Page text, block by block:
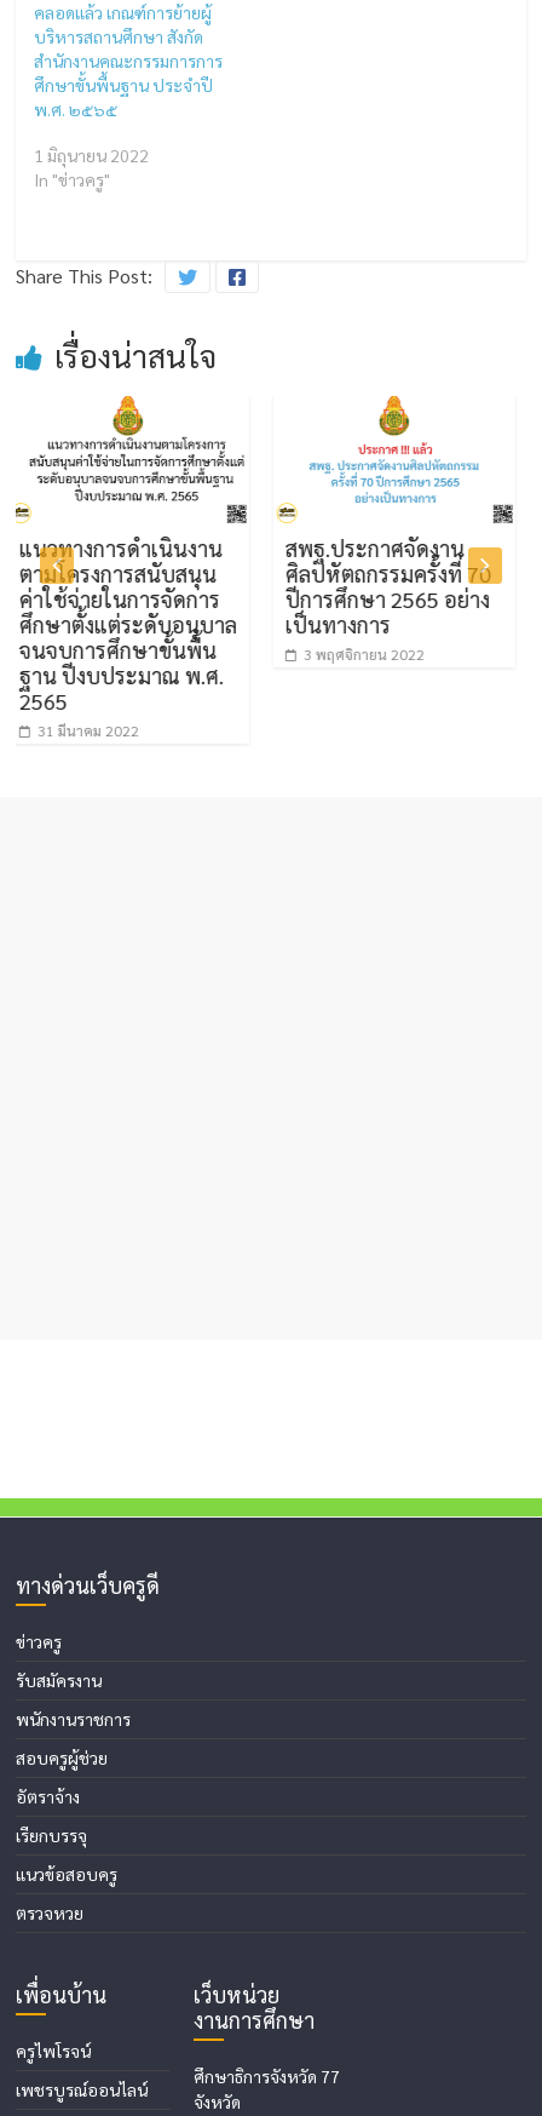
คลอดแล้ว เกณฑ์การย้ายผู้
บริหารสถานศึกษา สังกัด
สำนักงานคณะกรรมการการ
ศึกษาขั้นพื้นฐาน ประจำปี
พ.ศ. ๒๕๖๕
1 มิถุนายน 2022
In "ข่าวครู"
Share This Post:
เรื่องน่าสนใจ
งการดำเนินงาน
รงการสนับสนุน
ยในการจัดการ
งแต่ระดับอนุบาล
ารศึกษาขั้นพื้น
บประมาณ พ.ศ.
คม 2022
สพฐ.ประกาศจัดงาน
ศิลปหัตถกรรมครั้งที่ 70
ปีการศึกษา 2565 อย่าง
เป็นทางการ
3 พฤศจิกายน 2022
เครือ
ผู้ที่ได้
ว 13
ทางด่วนเว็บครูดี
ข่าวครู
รับสมัครงาน
พนักงานราชการ
สอบครูผู้ช่วย
อัตราจ้าง
เรียกบรรจุ
แนวข้อสอบครู
ตรวจหวย
เพื่อนบ้าน
ครูไพโรจน์
เพชรบูรณ์ออนไลน์
เว็บหน่วย
งานการศึกษา
ศึกษาธิการจังหวัด 77
จังหวัด